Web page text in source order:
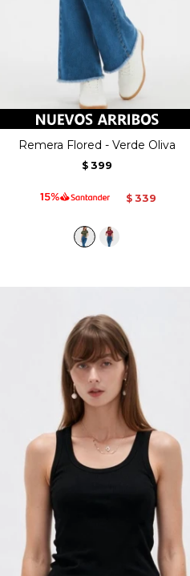
Remera Flored - Verde Oliva
$ 399
$ 339